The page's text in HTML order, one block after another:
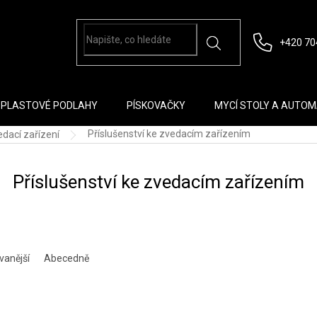
+420
PLASTOVÉ PODLAHY PÍSKOVAČKY MYCÍ STOLY A
zařízení Příslušenství ke zvedacím zařízením
Příslušenství ke zvedacím zařízením
Abecedně